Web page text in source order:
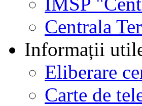
Centrala
Informații
Eliberare
Carte de